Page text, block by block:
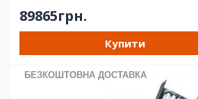
89865грн.
Купити
БЕЗКОШТОВНА ДОСТАВКА